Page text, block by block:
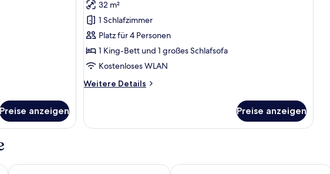
Preise anzeigen
für
Studio
anzeigen
32 m²
1 Schlafzimmer
Platz für 4 Personen
1 King-Bett und 1 großes Schlafsofa
Kostenloses WLAN
Weitere Details
Weitere
Preise anzeigen
Holiday Inn Express Heilbronn by IHGPanoramahotel Waldenburg